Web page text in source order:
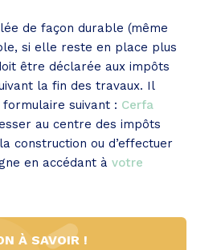
de façon durable (même
si elle reste en place plus
être déclarée aux impôts
la fin des travaux. Il
suivant : Cerfa
au centre des impôts
construction ou d’effectuer
en accédant à votre
À SAVOIR !